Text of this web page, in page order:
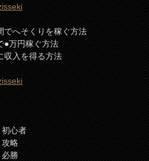
でへそくりを稼ぐ方法
●万円稼ぐ方法
収入を得る方法
心者
攻略
必勝